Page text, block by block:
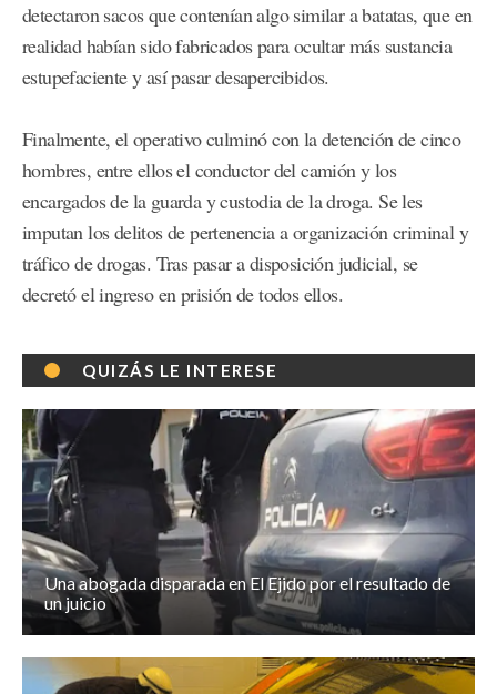
detectaron sacos que contenían algo similar a batatas, que en
realidad habían sido fabricados para ocultar más sustancia
estupefaciente y así pasar desapercibidos.
Finalmente, el operativo culminó con la detención de cinco
hombres, entre ellos el conductor del camión y los
encargados de la guarda y custodia de la droga. Se les
imputan los delitos de pertenencia a organización criminal y
tráfico de drogas. Tras pasar a disposición judicial, se
decretó el ingreso en prisión de todos ellos.
QUIZÁS LE INTERESE
Una abogada disparada en El Ejido por el resultado de
un juicio